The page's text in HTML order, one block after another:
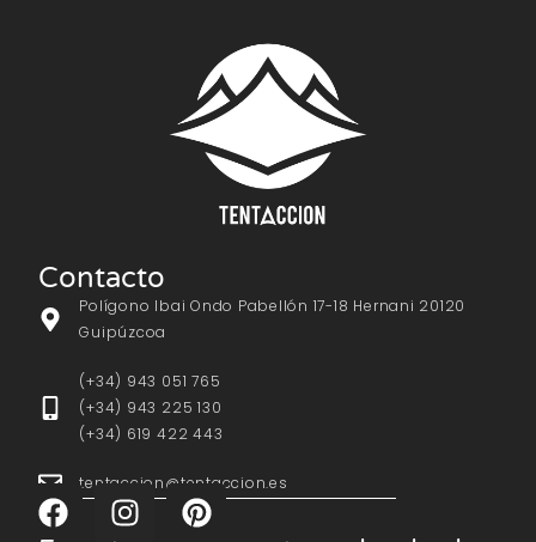
Contacto
Polígono Ibai Ondo Pabellón 17-18 Hernani 20120
Guipúzcoa
(+34) 943 051 765
(+34) 943 225 130
(+34) 619 422 443
tentaccion@tentaccion.es